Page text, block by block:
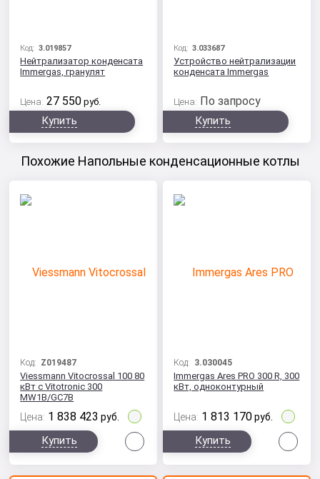
Код:3.019857
Нейтрализатор конденсата
Immergas, гранулят
Цена: 27 550 руб.
Купить
Код:3.033687
Устройство нейтрализации
конденсата Immergas
Цена: По запросу
Купить
Похожие Напольные конденсационные котлы
Код: Z019487
Viessmann Vitocrossal 100 80
кВт с Vitotronic 300
MW1B/GC7B
Цена: 1 838 423 руб.
Купить
Код: 3.030045
Immergas Ares PRO 300 R, 300
кВт, одноконтурный
Цена: 1 813 170 руб.
Купить